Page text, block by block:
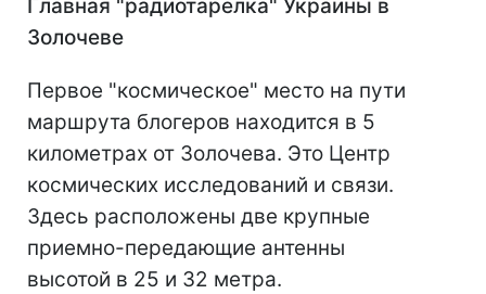
Главная "радиотарелка" Украины в
Золочеве
Первое "космическое" место на пути
маршрута блогеров находится в 5
километрах от Золочева. Это Центр
космических исследований и связи.
Здесь расположены две крупные
приемно-передающие антенны
высотой в 25 и 32 метра.